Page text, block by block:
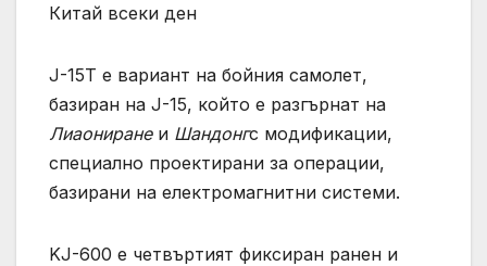
Китай всеки ден
J-15T е вариант на бойния самолет,
базиран на J-15, който е разгърнат на
Лиаониране и Шандонгс модификации,
специално проектирани за операции,
базирани на електромагнитни системи.
KJ-600 е четвъртият фиксиран ранен и